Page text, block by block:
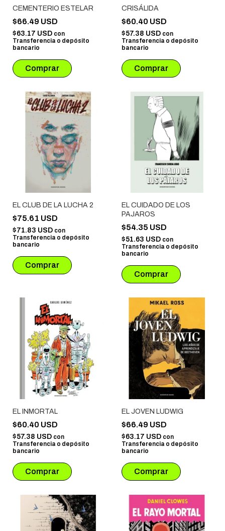
CEMENTERIO ESTELAR
$66.49 USD
$63.17 USD con
Transferencia o depósito
bancario
CRISÁLIDA
$60.40 USD
$57.38 USD con
Transferencia o depósito
bancario
EL CLUB DE LA LUCHA 2
$75.61 USD
$71.83 USD con
Transferencia o depósito
bancario
EL CUIDADO DE LOS
PAJAROS
$54.35 USD
$51.63 USD con
Transferencia o depósito
bancario
EL INMORTAL
$60.40 USD
$57.38 USD con
Transferencia o depósito
bancario
EL JOVEN LUDWIG
$66.49 USD
$63.17 USD con
Transferencia o depósito
bancario